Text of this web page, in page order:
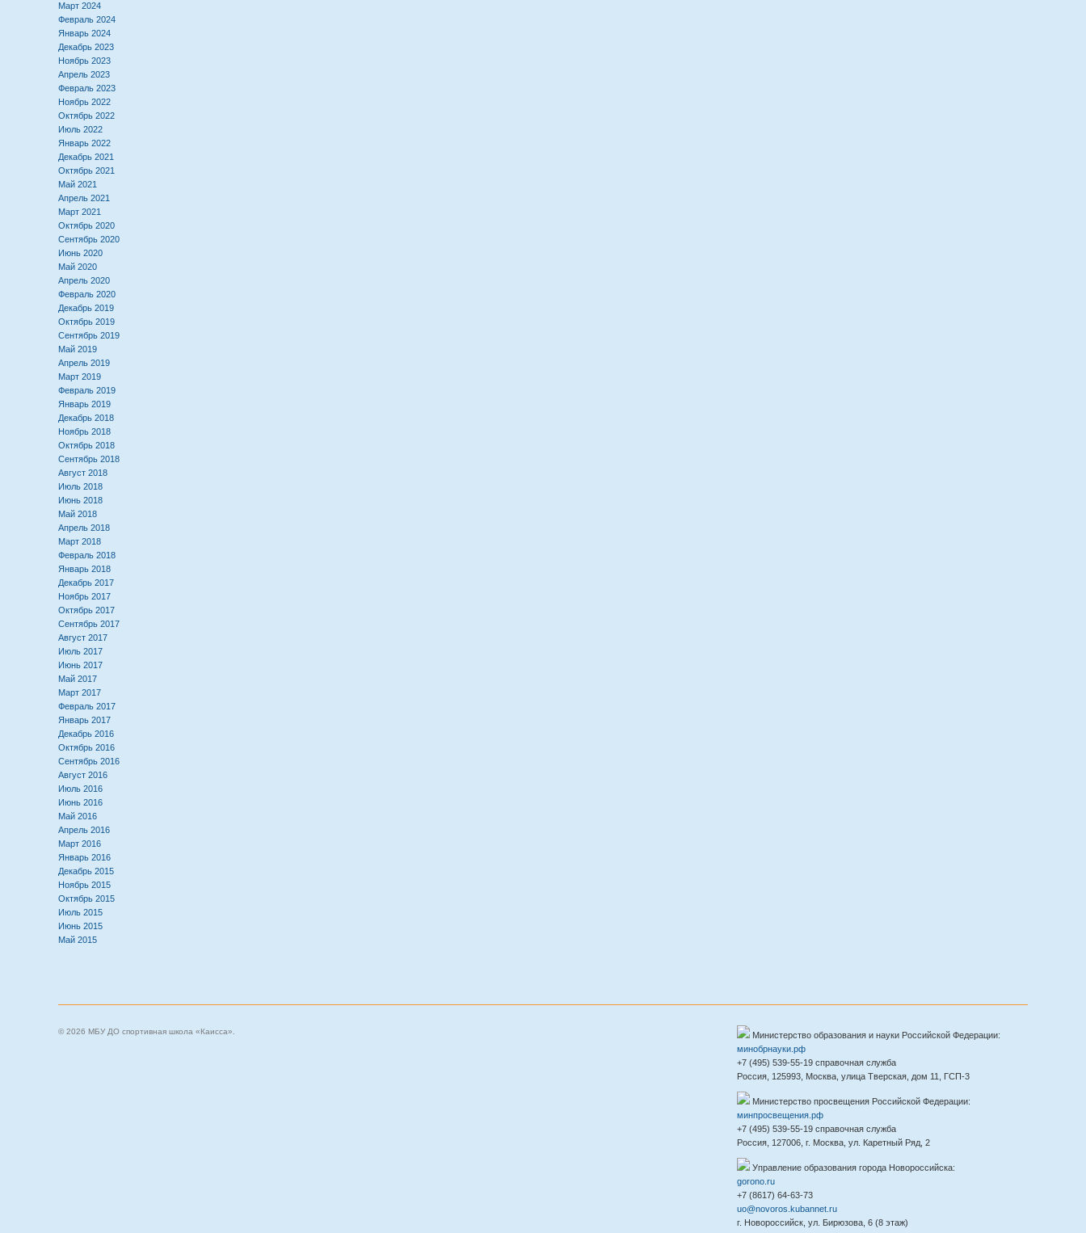
Март 2024
Февраль 2024
Январь 2024
Декабрь 2023
Ноябрь 2023
Апрель 2023
Февраль 2023
Ноябрь 2022
Октябрь 2022
Июль 2022
Январь 2022
Декабрь 2021
Октябрь 2021
Май 2021
Апрель 2021
Март 2021
Октябрь 2020
Сентябрь 2020
Июнь 2020
Май 2020
Апрель 2020
Февраль 2020
Декабрь 2019
Октябрь 2019
Сентябрь 2019
Май 2019
Апрель 2019
Март 2019
Февраль 2019
Январь 2019
Декабрь 2018
Ноябрь 2018
Октябрь 2018
Сентябрь 2018
Август 2018
Июль 2018
Июнь 2018
Май 2018
Апрель 2018
Март 2018
Февраль 2018
Январь 2018
Декабрь 2017
Ноябрь 2017
Октябрь 2017
Сентябрь 2017
Август 2017
Июль 2017
Июнь 2017
Май 2017
Март 2017
Февраль 2017
Январь 2017
Декабрь 2016
Октябрь 2016
Сентябрь 2016
Август 2016
Июль 2016
Июнь 2016
Май 2016
Апрель 2016
Март 2016
Январь 2016
Декабрь 2015
Ноябрь 2015
Октябрь 2015
Июль 2015
Июнь 2015
Май 2015
Министерство образования и науки Российской Федерации:
минобрнауки.рф
+7 (495) 539-55-19 справочная служба
Россия, 125993, Москва, улица Тверская, дом 11, ГСП-3
Министерство просвещения Российской Федерации:
минпросвещения.рф
+7 (495) 539-55-19 справочная служба
Россия, 127006, г. Москва, ул. Каретный Ряд, 2
Управление образования города Новороссийска:
gorono.ru
+7 (8617) 64-63-73
uo@novoros.kubannet.ru
г. Новороссийск, ул. Бирюзова, 6 (8 этаж)
© 2026 МБУ ДО спортивная школа «Каисса».